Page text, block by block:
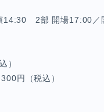
14:30 2部 開場17:00／
）
円（税込）